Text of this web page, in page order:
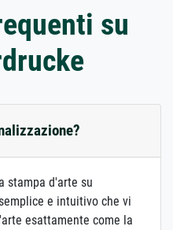
su
stampa d'arte su
e intuitivo che vi
esattamente come la